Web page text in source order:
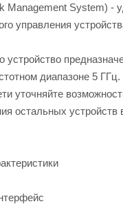
Management System) -
управления
диапазоне 5
уточняйте
остальных устройств